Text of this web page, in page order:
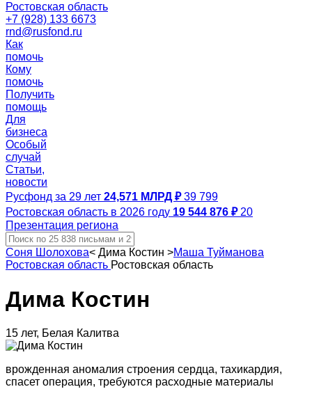
Ростовская область
+7 (928) 133 6673
rnd@rusfond.ru
Как
помочь
Кому
помочь
Получить
помощь
Для
бизнеса
Особый
случай
Статьи,
новости
Русфонд за 29 лет 24,571 МЛРД ₽ 39 799
Ростовская область в 2026 году 19 544 876 ₽ 20
Презентация региона
Соня Шолохова< Дима Костин >Маша Туйманова
Ростовская область Ростовская область
Дима Костин
15 лет, Белая Калитва
врожденная аномалия строения сердца, тахикардия,
спасет операция, требуются расходные материалы